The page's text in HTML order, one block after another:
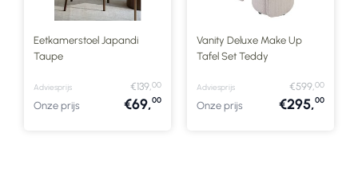
Eetkamerstoel Japandi
Taupe
Adviesprijs €139,00
Onze prijs €69,00
Vanity Deluxe Make Up
Tafel Set Teddy
Adviesprijs €599,00
Onze prijs €295,00